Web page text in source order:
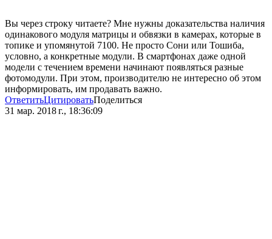
Вы через строку читаете? Мне нужны доказательства наличия
одинакового модуля матрицы и обвязки в камерах, которые в
топике и упомянутой 7100. Не просто Сони или Тошиба,
условно, а конкретные модули. В смартфонах даже одной
модели с течением времени начинают появляться разные
фотомодули. При этом, производителю не интересно об этом
информировать, им продавать важно.
ОтветитьЦитироватьПоделиться
31 мар. 2018 г., 18:36:09